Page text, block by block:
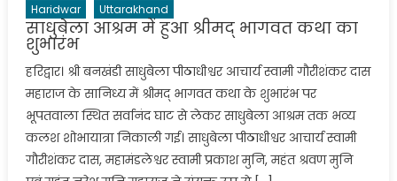
Haridwar Uttarakhand
साधुबेला आश्रम में हुआ श्रीमद् भागवत कथा का
शुभारंभ
हरिद्वार। श्री बनखंडी साधुबेला पीठाधीश्वर आचार्य स्वामी गौरीशंकर दास
महाराज के सानिध्य में श्रीमद् भागवत कथा के शुभारंभ पर
भूपतवाला स्थित सर्वानंद घाट से लेकर साधुबेला आश्रम तक भव्य
कलश शोभायात्रा निकाली गई। साधुबेला पीठाधीश्वर आचार्य स्वामी
गौरीशंकर दास, महामंडलेश्वर स्वामी प्रकाश मुनि, महंत श्रवण मुनि